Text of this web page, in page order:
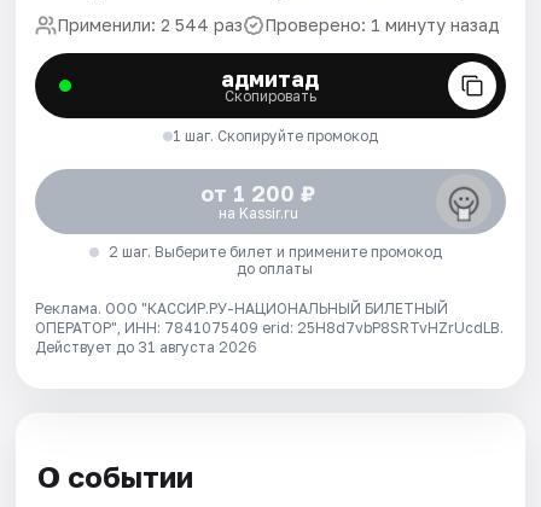
Применили: 2 544 раз Проверено: 1 минуту назад
адмитад
Скопировать
1 шаг. Скопируйте промокод
от 1 200 ₽
на Kassir.ru
2 шаг. Выберите билет и примените промокод
до оплаты
Реклама. ООО "КАССИР.РУ-НАЦИОНАЛЬНЫЙ БИЛЕТНЫЙ
ОПЕРАТОР", ИНН: 7841075409 erid: 25H8d7vbP8SRTvHZrUcdLB.
Действует до 31 августа 2026
О событии